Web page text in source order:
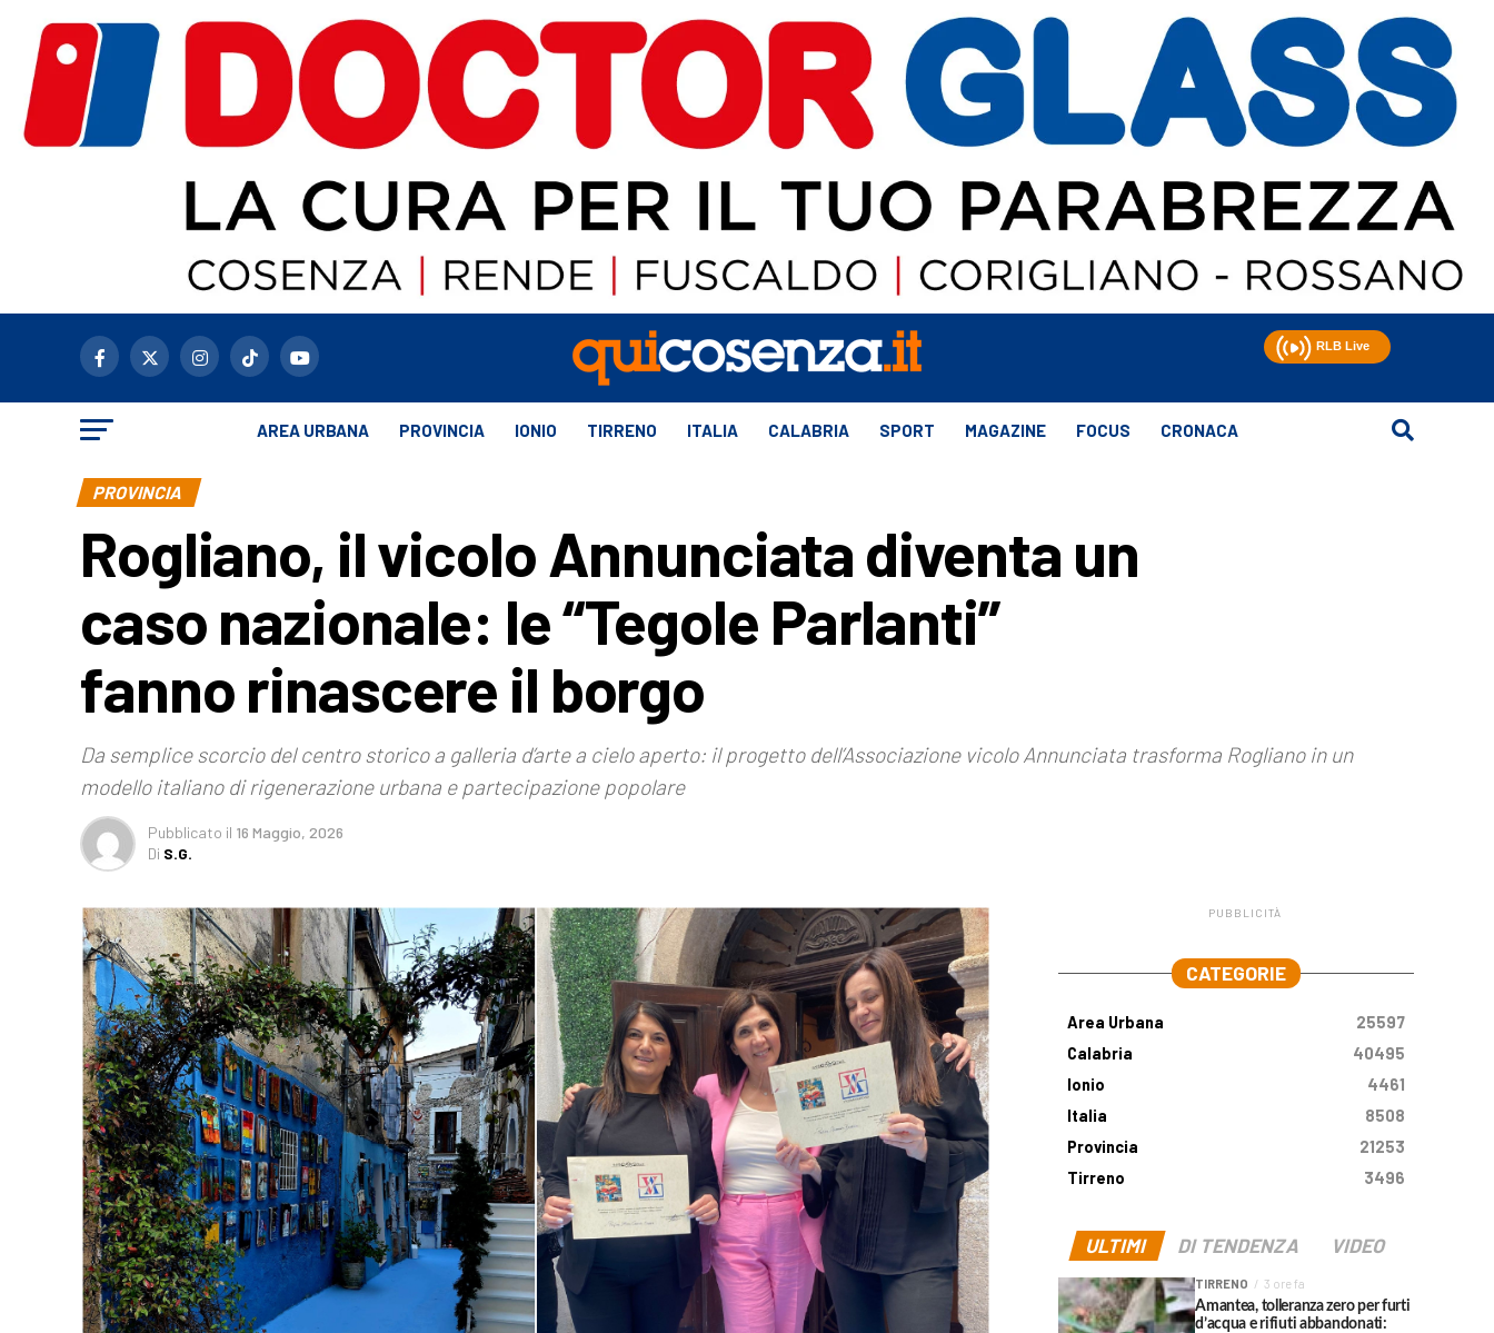
AREA URBANA PROVINCIA IONIO TIRRENO ITALIA CALABRIA SPORT MAGAZINE FOCUS CRONACA
PROVINCIA
Rogliano, il vicolo Annunciata diventa un
caso nazionale: le “Tegole Parlanti”
fanno rinascere il borgo
Da semplice scorcio del centro storico a galleria d’arte a cielo aperto: il progetto dell’Associazione vicolo Annunciata trasforma Rogliano in un
modello italiano di rigenerazione urbana e partecipazione popolare
Pubblicato il 16 Maggio, 2026
Di S.G.
PUBBLICITÀ
CATEGORIE
Area Urbana
25597
Calabria
40495
Ionio
4461
Italia
8508
Provincia
21253
Tirreno
3496
ULTIMI DI TENDENZA VIDEO
TIRRENO 3 ore fa
Amantea, tolleranza zero per furti
d’acqua e rifiuti abbandonati: